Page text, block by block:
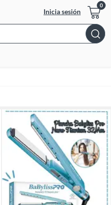
Inicia sesión
Bar